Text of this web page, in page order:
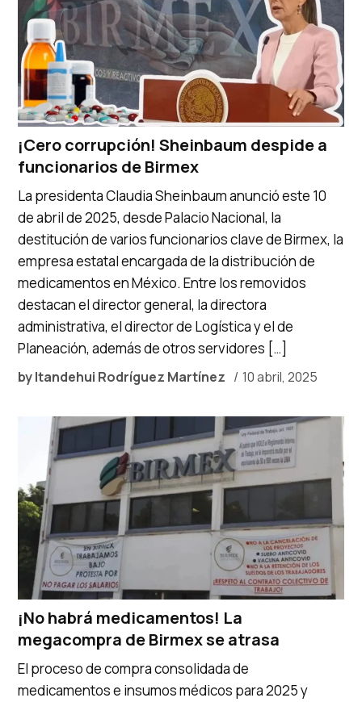
¡Cero corrupción! Sheinbaum despide a
funcionarios de Birmex
byItandehui Rodríguez Martínez 10 abril, 2025
La presidenta Claudia Sheinbaum anunció este 10
de abril de 2025, desde Palacio Nacional, la
destitución de varios funcionarios clave de Birmex, la
empresa estatal encargada de la distribución de
medicamentos en México. Entre los removidos
destacan el director general, la directora
administrativa, el director de Logística y el de
Planeación, además de otros servidores […]
¡No habrá medicamentos! La
megacompra de Birmex se atrasa
El proceso de compra consolidada de
medicamentos e insumos médicos para 2025 y